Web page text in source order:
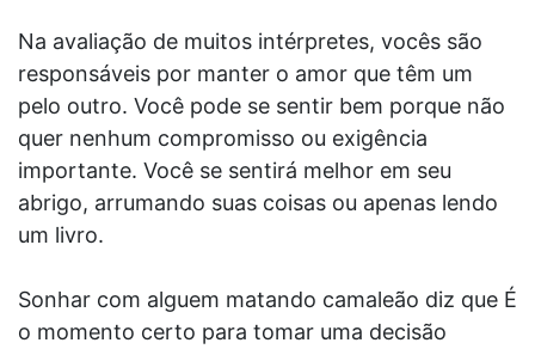
Na avaliação de muitos intérpretes, vocês são
responsáveis por manter o amor que têm um
pelo outro. Você pode se sentir bem porque não
quer nenhum compromisso ou exigência
importante. Você se sentirá melhor em seu
abrigo, arrumando suas coisas ou apenas lendo
um livro.
Sonhar com alguem matando camaleão diz que É
o momento certo para tomar uma decisão